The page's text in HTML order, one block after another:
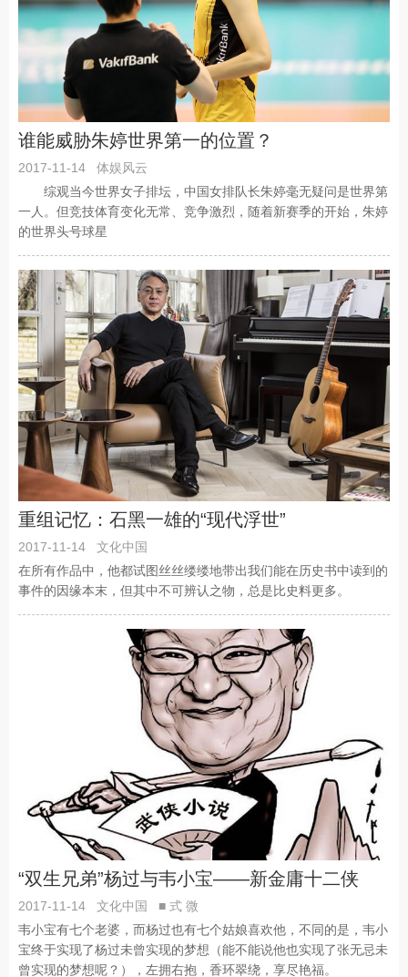
谁能威胁朱婷世界第一的位置？
2017-11-14
体娱风云
综观当今世界女子排坛，中国女排队长朱婷毫无疑问是世界第
一人。但竞技体育变化无常、竞争激烈，随着新赛季的开始，朱婷
的世界头号球星
重组记忆：石黑一雄的“现代浮世”
2017-11-14
文化中国
在所有作品中，他都试图丝丝缕缕地带出我们能在历史书中读到的
事件的因缘本末，但其中不可辨认之物，总是比史料更多。
“双生兄弟”杨过与韦小宝——新金庸十二侠
2017-11-14 文化中国
■ 式 微
韦小宝有七个老婆，而杨过也有七个姑娘喜欢他，不同的是，韦小
宝终于实现了杨过未曾实现的梦想（能不能说他也实现了张无忌未
曾实现的梦想呢？），左拥右抱，香环翠绕，享尽艳福。